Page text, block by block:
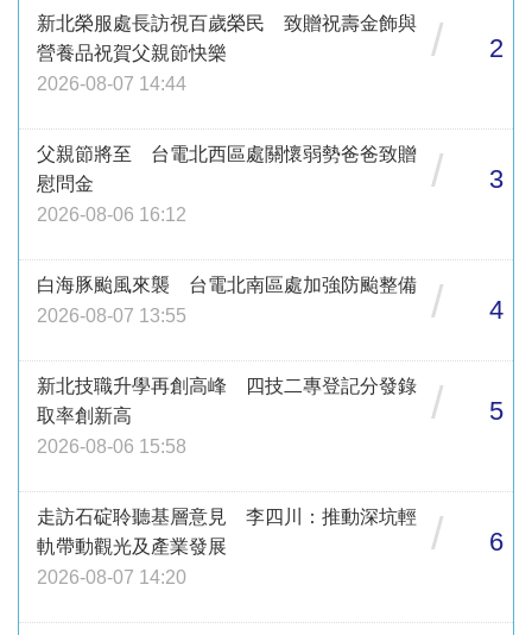
新北榮服處長訪視百歲榮民 致贈祝壽金飾與
營養品祝賀父親節快樂
2026-08-07 14:44
/ 2
父親節將至 台電北西區處關懷弱勢爸爸致贈
慰問金
2026-08-06 16:12
/ 3
白海豚颱風來襲 台電北南區處加強防颱整備
2026-08-07 13:55
/ 4
新北技職升學再創高峰 四技二專登記分發錄
取率創新高
2026-08-06 15:58
/ 5
走訪石碇聆聽基層意見 李四川：推動深坑輕
軌帶動觀光及產業發展
2026-08-07 14:20
/ 6